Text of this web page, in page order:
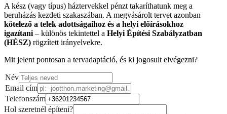
A kész (vagy típus) háztervekkel pénzt takaríthatunk meg a
beruházás kezdeti szakaszában. A megvásárolt tervet azonban
kötelező a telek adottságaihoz és a helyi előírásokhoz
igazítani – különös tekintettel a Helyi Építési Szabályzatban
(HÉSZ) rögzített irányelvekre.
Mit jelent pontosan a tervadaptáció, és ki jogosult elvégezni?
Név
Email cím
Telefonszám
Hol szeretnél építeni?